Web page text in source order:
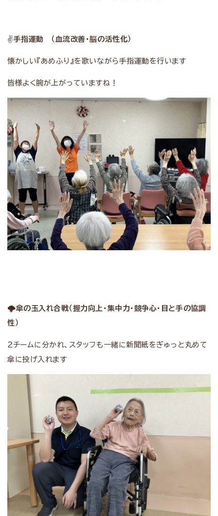
✌️手指運動 （血流改善・脳の活性化）
懐かしい『あめふり』を歌いながら手指運動を行います
皆様よく腕が上がっていますね！
🌩傘の玉入れ合戦（握力向上・集中力・競争心・目と手の協調
性）
２チームに分かれ、スタッフも一緒に新聞紙をぎゅっと丸めて
傘に投げ入れます